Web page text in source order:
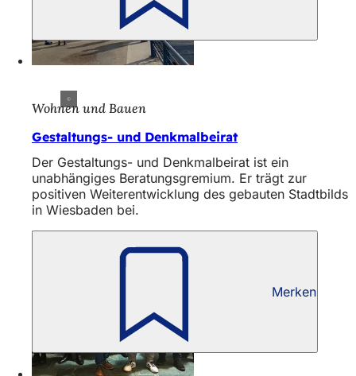
Wohnen und Bauen
Gestaltungs- und Denkmalbeirat
Der Gestaltungs- und Denkmalbeirat ist ein
unabhängiges Beratungsgremium. Er trägt zur
positiven Weiterentwicklung des gebauten Stadtbilds
in Wiesbaden bei.
Merken